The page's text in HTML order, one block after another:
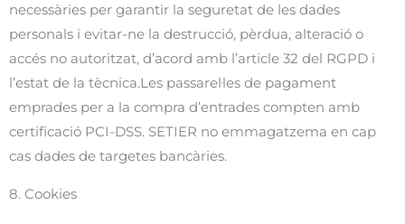
necessàries per garantir la seguretat de les dades
personals i evitar-ne la destrucció, pèrdua, alteració o
accés no autoritzat, d’acord amb l’article 32 del RGPD i
l’estat de la tècnica.Les passarel·les de pagament
emprades per a la compra d’entrades compten amb
certificació PCI-DSS. SETIER no emmagatzema en cap
cas dades de targetes bancàries.
8. Cookies